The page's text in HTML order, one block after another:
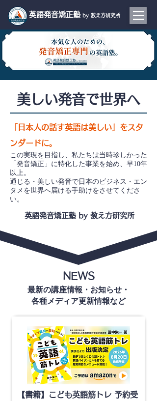
​英語発音矯正塾 by 教え方研究所
​美しい発音で世界へ
「日本人の話す英語は美しい」をスタ
ンダードに。
​この実現を目指し、私たちは当時珍しかった
「発音矯正」に特化した事業を始め、早10年
以上。
通じる・美しい発音で日本のビジネス・エン
タメを世界へ届ける手助けをさせてくださ
い。
英語発音矯正塾 by 教え方研究所
NEWS
最新の講座情報・お知らせ・
各種メディア更新情報など
【書籍】こども英語筋トレ 予約受